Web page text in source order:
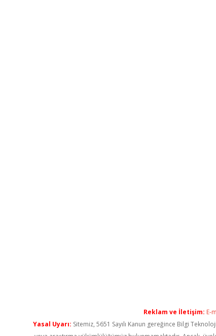
Reklam ve İletişim: E-
Yasal Uyarı: Sitemiz, 5651 Sayılı Kanun gereğince Bilgi